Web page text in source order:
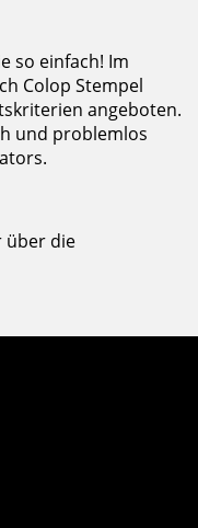
so einfach! Im
Colop Stempel
angeboten.
und problemlos
über die